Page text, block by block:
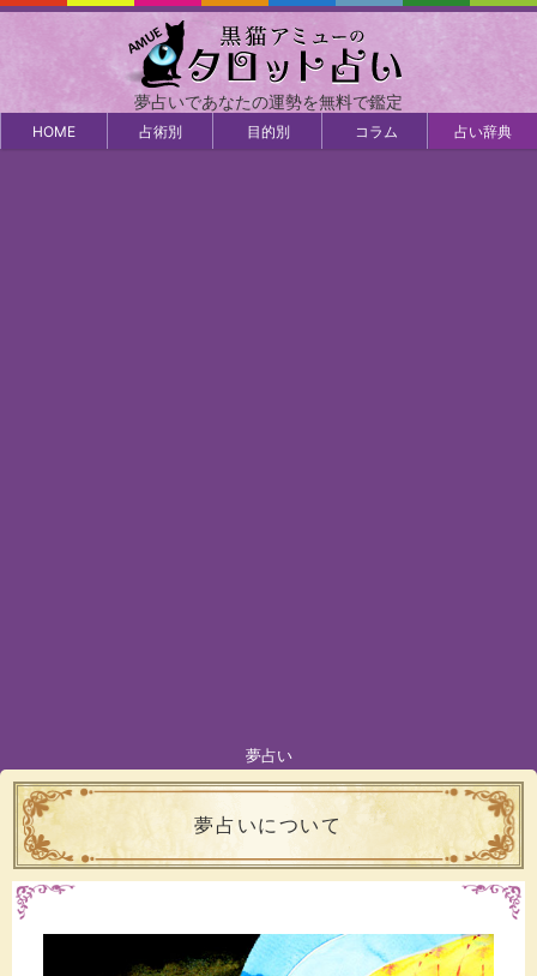
夢占いであなたの運勢を無料で鑑定
HOME 占術別 目的別 コラム 占い辞典
夢占い
夢占いについて